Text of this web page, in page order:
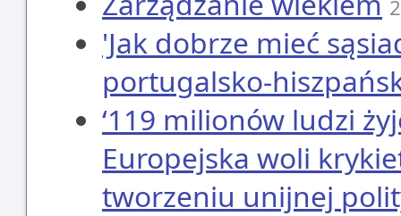
'Jak dobrze mieć
portugalsko-
‘119 milionów ludzi
Europejska woli
tworzeniu unijnej